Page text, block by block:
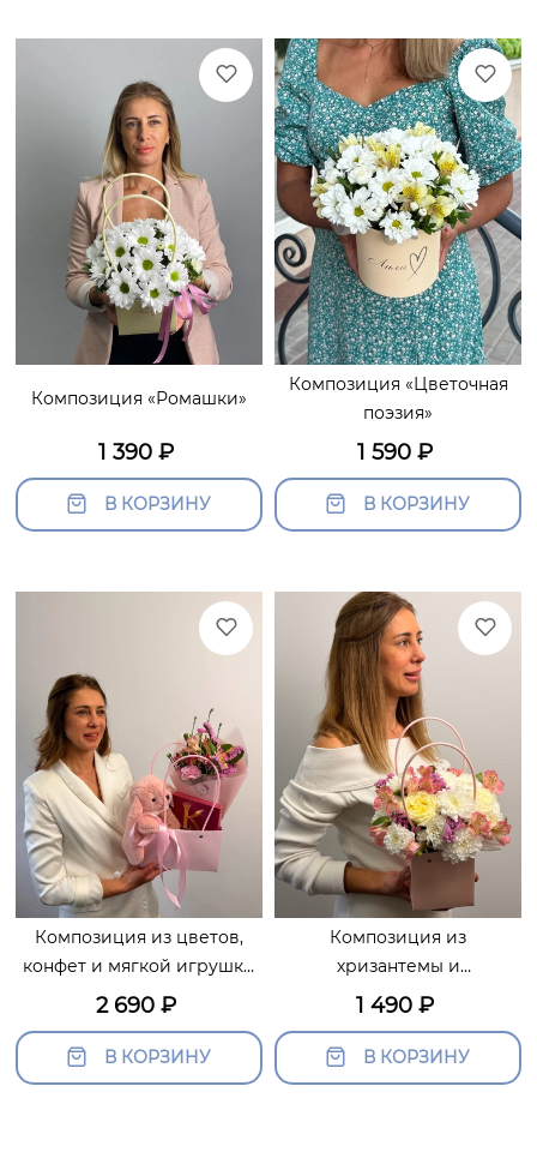
Композиция «Ромашки»
1 390 ₽
В КОРЗИНУ
Композиция «Цветочная
поэзия»
1 590 ₽
В КОРЗИНУ
Композиция из цветов,
конфет и мягкой игрушки
«Милли»
2 690 ₽
В КОРЗИНУ
Композиция из
хризантемы и
альстромерии «Личи»
1 490 ₽
В КОРЗИНУ